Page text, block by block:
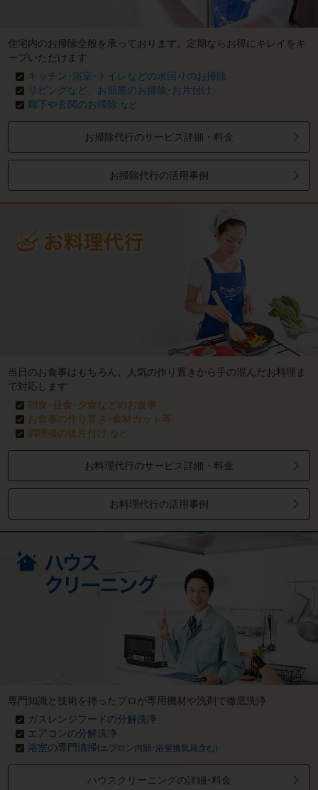
住宅内のお掃除全般を承っております。定期ならお得にキレイをキ
ープいただけます
キッチン･浴室･トイレなどの水回りのお掃除
リビングなど、お部屋のお掃除･お片付け
廊下や玄関のお掃除 など
お掃除代行のサービス詳細・料金
お掃除代行の活用事例
当日のお食事はもちろん、人気の作り置きから手の混んだお料理ま
で対応します
朝食･昼食･夕食などのお食事
お食事の作り置き･食材カット等
調理後の後片付け など
お料理代行のサービス詳細・料金
お料理代行の活用事例
専門知識と技術を持ったプロが専用機材や洗剤で徹底洗浄
ガスレンジフードの分解洗浄
エアコンの分解洗浄
浴室の専門清掃(エプロン内部･浴室換気扇含む)
ハウスクリーニングの詳細･料金